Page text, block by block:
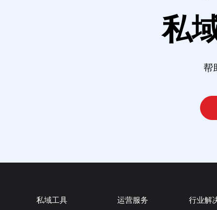
私
帮
私域工具 运营服务 行业解